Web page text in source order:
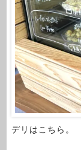
デリはこちら。